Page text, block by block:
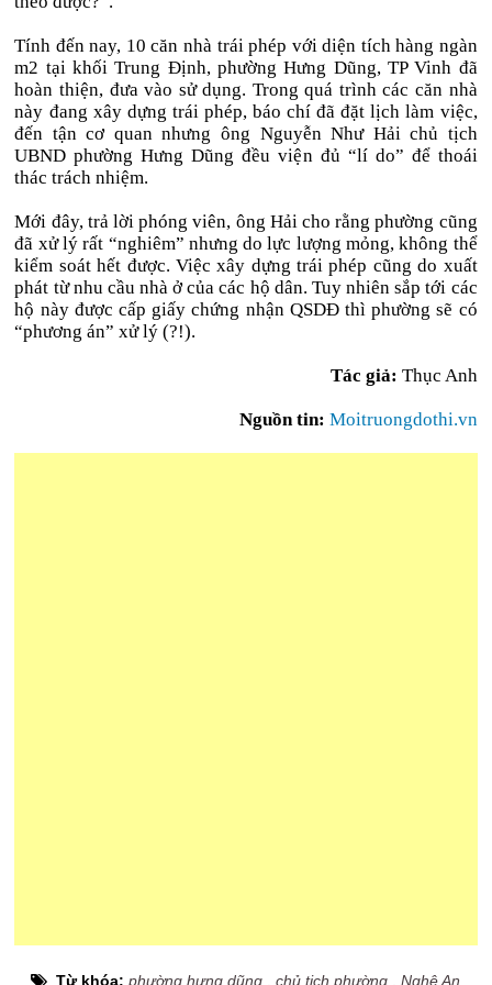
Tính đến nay, 10 căn nhà trái phép với diện tích hàng ngàn
m2 tại khối Trung Định, phường Hưng Dũng, TP Vinh đã
hoàn thiện, đưa vào sử dụng. Trong quá trình các căn nhà
này đang xây dựng trái phép, báo chí đã đặt lịch làm việc,
đến tận cơ quan nhưng ông Nguyễn Như Hải chủ tịch
UBND phường Hưng Dũng đều viện đủ “lí do” để thoái
thác trách nhiệm.
Mới đây, trả lời phóng viên, ông Hải cho rằng phường cũng
đã xử lý rất “nghiêm” nhưng do lực lượng mỏng, không thể
kiểm soát hết được. Việc xây dựng trái phép cũng do xuất
phát từ nhu cầu nhà ở của các hộ dân. Tuy nhiên sắp tới các
hộ này được cấp giấy chứng nhận QSDĐ thì phường sẽ có
“phương án” xử lý (?!).
Tác giả: Thục Anh
Nguồn tin: Moitruongdothi.vn
Từ khóa:phường hưng dũng ,chủ tịch phường ,Nghệ An